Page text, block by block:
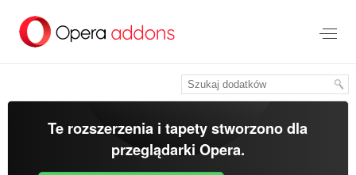
treści
Te rozszerzenia i tapety stworzono dla
przeglądarki Opera.